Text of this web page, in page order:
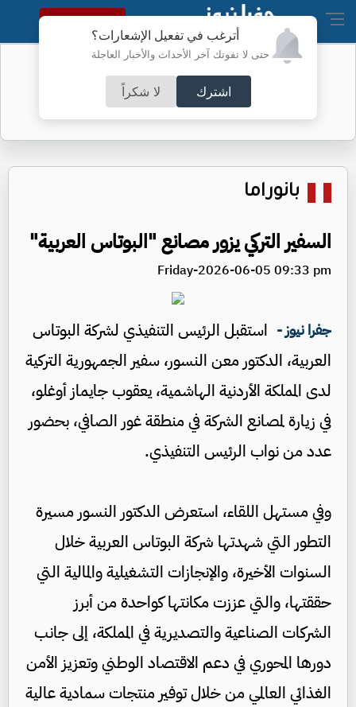
أترغب في تفعيل الإشعارات؟
حتى لا تفوتك آخر الأحداث والأخبار العاجلة
اشترك لا شكراً
النسخة الكاملة
بانوراما
السفير التركي يزور مصانع "البوتاس العربية"
Friday-2026-06-05 09:33 pm
جفرا نيوز - استقبل الرئيس التنفيذي لشركة البوتاس
العربية، الدكتور معن النسور، سفير الجمهورية التركية
لدى المملكة الأردنية الهاشمية، يعقوب جايماز أوغلو،
في زيارة لمصانع الشركة في منطقة غور الصافي، بحضور
عدد من نواب الرئيس التنفيذي.
وفي مستهل اللقاء، استعرض الدكتور النسور مسيرة
التطور التي شهدتها شركة البوتاس العربية خلال
السنوات الأخيرة، والإنجازات التشغيلية والمالية التي
حققتها، والتي عززت مكانتها كواحدة من أبرز
الشركات الصناعية والتصديرية في المملكة، إلى جانب
دورها المحوري في دعم الاقتصاد الوطني وتعزيز الأمن
الغذائي العالمي من خلال توفير منتجات سمادية عالية